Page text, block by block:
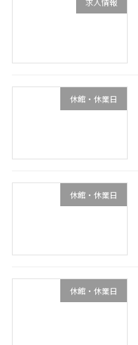
休館・休業日
休館・休業日
休館・休業日